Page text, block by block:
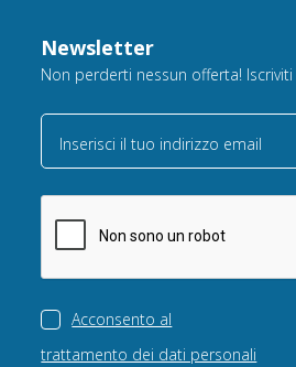
Newsletter
Non perderti nessun offerta!
Inserisci il tuo indirizzo email
Acconsento al
trattamento dei dati personali